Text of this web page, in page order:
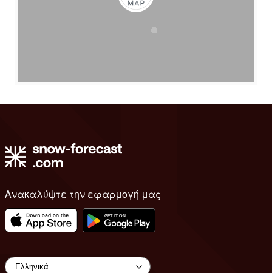
Ανακαλύψτε την εφαρμογή μας